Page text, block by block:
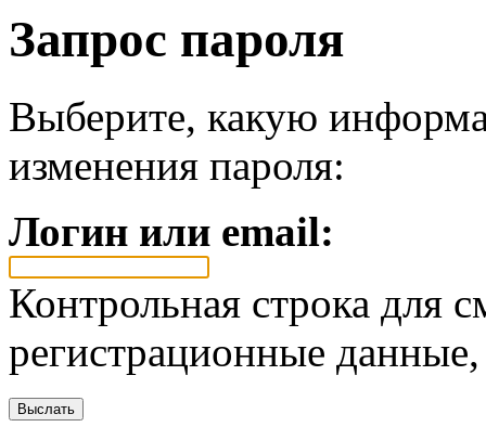
Запрос пароля
Выберите, какую
изменения пароля:
Логин или email:
Контрольная строка для
регистрационные